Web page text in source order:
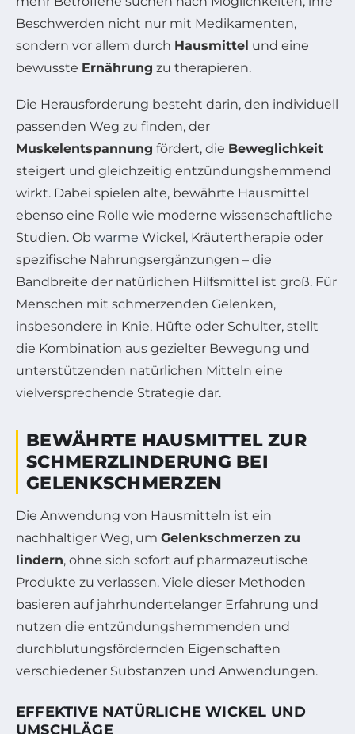
Beschwerden nicht nur mit Medikamenten,
sondern vor allem durch Hausmittel und eine
bewusste Ernährung zu therapieren.
Die Herausforderung besteht darin, den individuell
passenden Weg zu finden, der
Muskelentspannung fördert, die Beweglichkeit
steigert und gleichzeitig entzündungshemmend
wirkt. Dabei spielen alte, bewährte Hausmittel
ebenso eine Rolle wie moderne wissenschaftliche
Studien. Ob warme Wickel, Kräutertherapie oder
spezifische Nahrungsergänzungen – die
Bandbreite der natürlichen Hilfsmittel ist groß. Für
Menschen mit schmerzenden Gelenken,
insbesondere in Knie, Hüfte oder Schulter, stellt
die Kombination aus gezielter Bewegung und
unterstützenden natürlichen Mitteln eine
vielversprechende Strategie dar.
BEWÄHRTE HAUSMITTEL ZUR
SCHMERZLINDERUNG BEI
GELENKSCHMERZEN
Die Anwendung von Hausmitteln ist ein
nachhaltiger Weg, um Gelenkschmerzen zu
lindern, ohne sich sofort auf pharmazeutische
Produkte zu verlassen. Viele dieser Methoden
basieren auf jahrhundertelanger Erfahrung und
nutzen die entzündungshemmenden und
durchblutungsfördernden Eigenschaften
verschiedener Substanzen und Anwendungen.
EFFEKTIVE NATÜRLICHE WICKEL UND
UMSCHLÄGE